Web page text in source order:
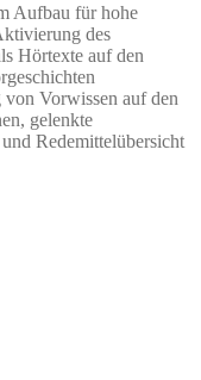
Aufbau für hohe
des
Hörtexte auf den
von Vorwissen auf den
gelenkte
Redemittelübersicht